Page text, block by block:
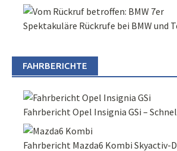
Spektakuläre Rückrufe bei BMW und
FAHRBERICHTE
Fahrbericht Opel Insignia GSi –
Fahrbericht Mazda6 Kombi Skyactiv-D